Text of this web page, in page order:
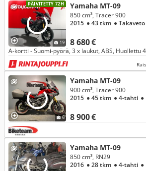
PÄIVITETTY 72H
19
Yamaha MT-09
8 680 €
850 cm³, Tracer 900
2015 ● 43 tkm ● Takaveto
A-kortti - Suomi-pyörä, 3 x laukut, ABS, Huollettu
6
Yamaha MT-09
8 900 €
900 cm³, Tracer 900
2015 ● 45 tkm ● 4-tahti ●
Yamaha MT-09
850 cm³, RN29
2016 ● 28 tkm ● 4-tahti ●